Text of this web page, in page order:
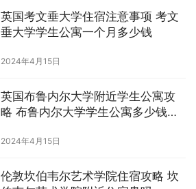
英国考文垂大学住宿注意事项 考文
垂大学学生公寓一个月多少钱
2024年4月15日
英国布鲁内尔大学附近学生公寓攻
略 布鲁内尔大学学生公寓多少钱一
2024年4月15日
伦敦坎伯韦尔艺术学院住宿攻略 坎